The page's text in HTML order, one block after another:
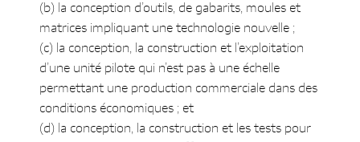
(b) la conception d’outils, de gabarits, moules et
matrices impliquant une technologie nouvelle ;
(c) la conception, la construction et l’exploitation
d’une unité pilote qui n’est pas à une échelle
permettant une production commerciale dans des
conditions économiques ; et
(d) la conception, la construction et les tests pour